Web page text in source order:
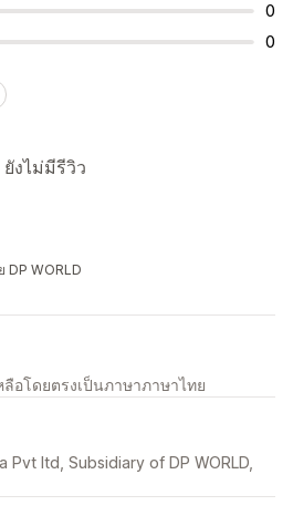
0
0
ยังไม่มีรีวิว
DP WORLD
อโดยตรงเป็นภาษาภาษาไทย
Pvt ltd, Subsidiary of DP WORLD,